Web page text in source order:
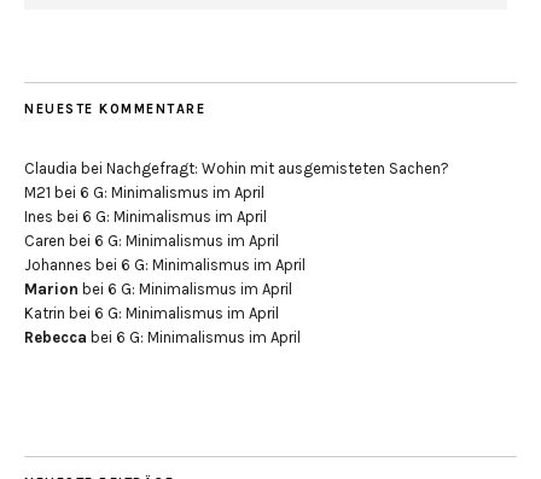
NEUESTE KOMMENTARE
Claudia bei Nachgefragt: Wohin mit ausgemisteten Sachen?
M21 bei 6 G: Minimalismus im April
Ines bei 6 G: Minimalismus im April
Caren bei 6 G: Minimalismus im April
Johannes bei 6 G: Minimalismus im April
Marion bei 6 G: Minimalismus im April
Katrin bei 6 G: Minimalismus im April
Rebecca bei 6 G: Minimalismus im April